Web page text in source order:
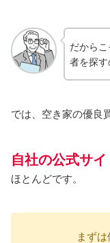
だから
者を探す
では、空き家の優良
自社の公式サイ
ほとんどです。
まず